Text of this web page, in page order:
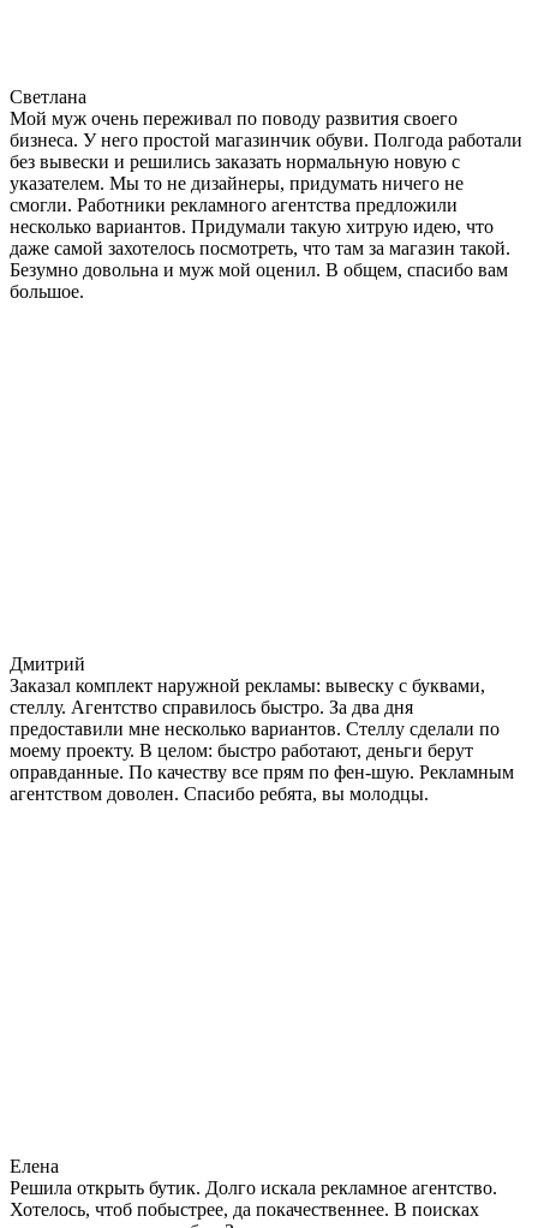
Светлана
Мой муж очень переживал по поводу развития своего
бизнеса. У него простой магазинчик обуви. Полгода работали
без вывески и решились заказать нормальную новую с
указателем. Мы то не дизайнеры, придумать ничего не
смогли. Работники рекламного агентства предложили
несколько вариантов. Придумали такую хитрую идею, что
даже самой захотелось посмотреть, что там за магазин такой.
Безумно довольна и муж мой оценил. В общем, спасибо вам
большое.
Дмитрий
Заказал комплект наружной рекламы: вывеску с буквами,
стеллу. Агентство справилось быстро. За два дня
предоставили мне несколько вариантов. Стеллу сделали по
моему проекту. В целом: быстро работают, деньги берут
оправданные. По качеству все прям по фен-шую. Рекламным
агентством доволен. Спасибо ребята, вы молодцы.
Елена
Решила открыть бутик. Долго искала рекламное агентство.
Хотелось, чтоб побыстрее, да покачественнее. В поисках